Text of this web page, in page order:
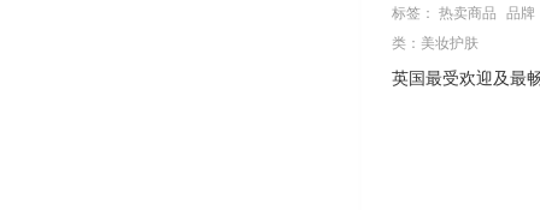
标签： 热卖商品 品牌
类： 美妆护肤
英国最受欢迎及最